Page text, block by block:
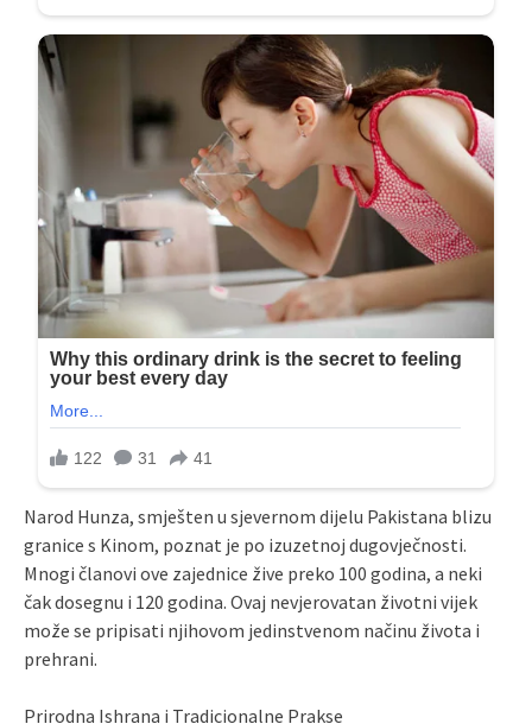
Narod Hunza, smješten u sjevernom dijelu Pakistana blizu
granice s Kinom, poznat je po izuzetnoj dugovječnosti.
Mnogi članovi ove zajednice žive preko 100 godina, a neki
čak dosegnu i 120 godina. Ovaj nevjerovatan životni vijek
može se pripisati njihovom jedinstvenom načinu života i
prehrani.
Prirodna Ishrana i Tradicionalne Prakse